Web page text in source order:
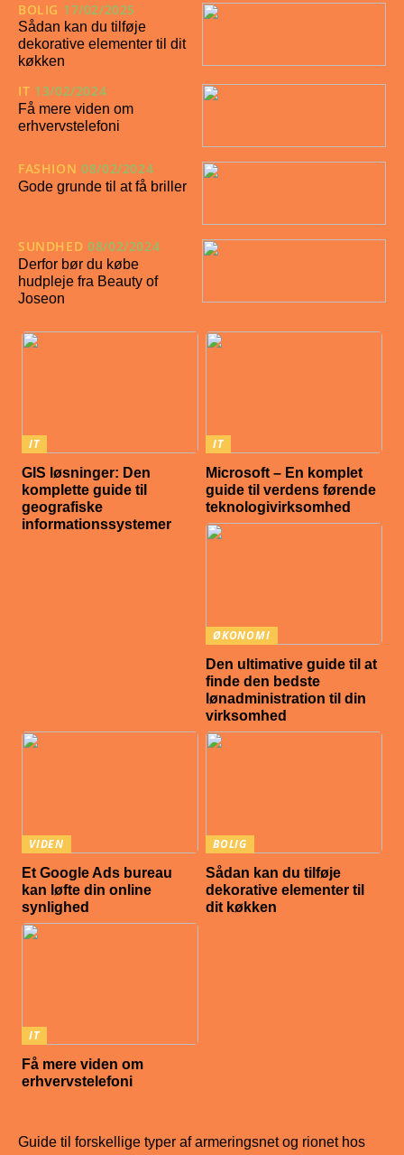
BOLIG 17/02/2025
Sådan kan du tilføje
dekorative elementer til dit
køkken
IT 13/02/2024
Få mere viden om
erhvervstelefoni
FASHION 08/02/2024
Gode grunde til at få briller
SUNDHED 08/02/2024
Derfor bør du købe
hudpleje fra Beauty of
Joseon
IT
GIS løsninger: Den
komplette guide til
geografiske
informationssystemer
IT
Microsoft – En komplet
guide til verdens førende
teknologivirksomhed
ØKONOMI
Den ultimative guide til at
finde den bedste
lønadministration til din
virksomhed
VIDEN
Et Google Ads bureau
kan løfte din online
synlighed
BOLIG
Sådan kan du tilføje
dekorative elementer til
dit køkken
IT
Få mere viden om
erhvervstelefoni
Guide til forskellige typer af armeringsnet og rionet hos